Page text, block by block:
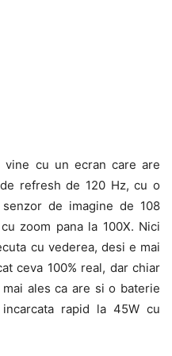
vine cu un ecran care are
refresh de 120 Hz, cu o
de imagine de 108
zoom pana la 100X. Nici
cu vederea, desi e mai
ceva 100% real, dar chiar
ales ca are si o baterie
rapid la 45W cu